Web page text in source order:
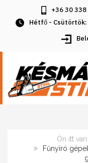
+36 30
Hétfő -
Ön itt van:
Fűnyíró